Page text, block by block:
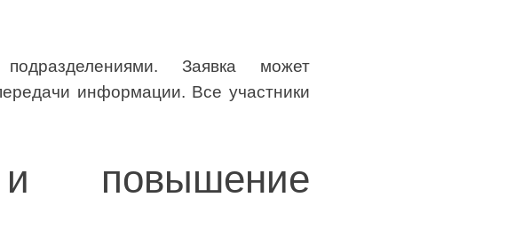
Заявка может
информации. Все участники
повышение